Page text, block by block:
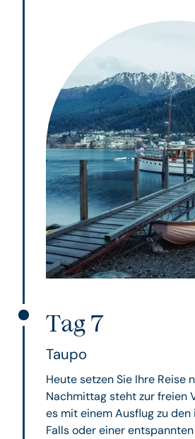
Tag 7
Taupo
Heute setzen Sie Ihre Reise
Nachmittag steht zur freien
es mit einem Ausflug zu
Falls oder einer